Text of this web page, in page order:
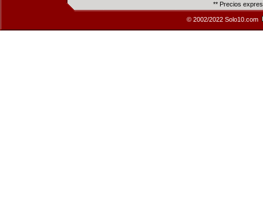
** Precios
© 2002/2022 Solo10.com